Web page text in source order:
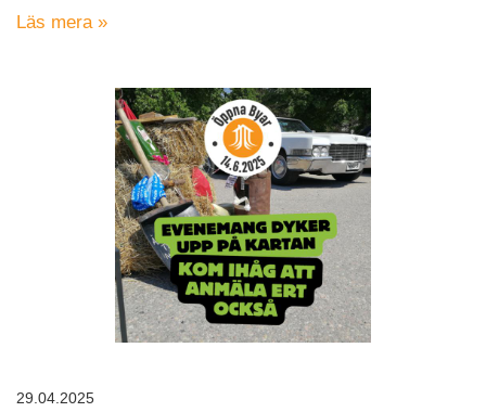
Läs mera »
29.04.2025